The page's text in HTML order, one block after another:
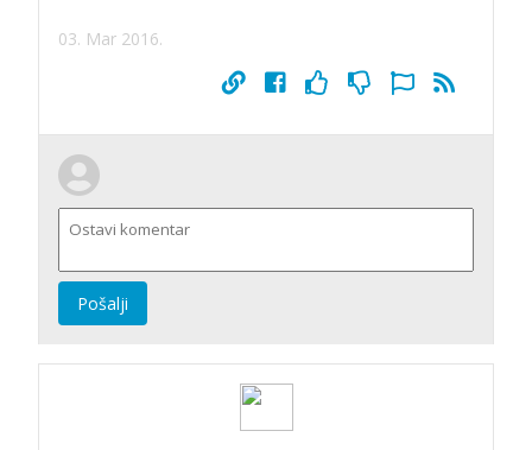
03. Mar 2016.
Pošalji